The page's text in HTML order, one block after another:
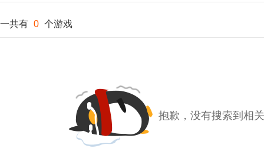
一共有 0 个游戏
抱歉，没有搜索到相